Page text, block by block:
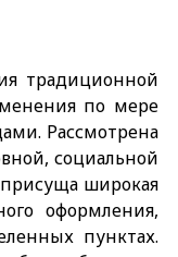
традиционной
по мере
Рассмотрена
социальной
широкая
оформления,
пунктах.